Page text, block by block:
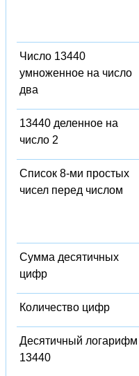
Число 13440
умноженное на число
два
13440 деленное на
число 2
Список 8-ми простых
чисел перед числом
Сумма десятичных
цифр
Количество цифр
Десятичный логарифм
13440